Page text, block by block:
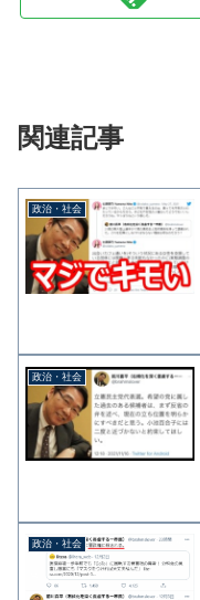
関連記事
政治・社会
政治・社会
政治・社会